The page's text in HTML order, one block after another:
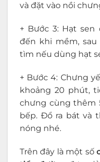
và đặt vào nồi
+ Bước 3: Hạt sen
đến khi mềm, sau
tìm nếu dùng hạt
+ Bước 4: Chưng
khoảng 20 phút,
chưng cùng thêm
bếp. Đổ ra bát và
nóng nhé.
Trên đây là một số